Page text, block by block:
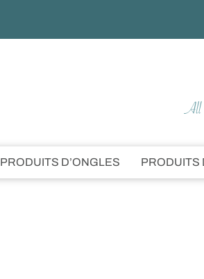
PRODUITS D’ONGLES PRODUITS